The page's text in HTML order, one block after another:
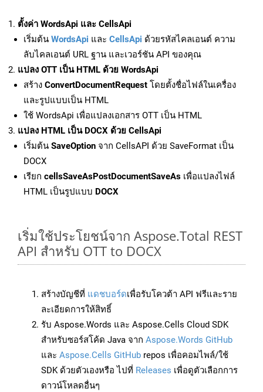
ตั้งค่า WordsApi และ CellsApi
เริ่มต้น WordsApi และ CellsApi ด้วยรหัสไคลเอนต์ ความ
ลับไคลเอนต์ URL ฐาน และเวอร์ชัน API ของคุณ
แปลง OTT เป็น HTML ด้วย WordsApi
สร้าง ConvertDocumentRequest โดยตั้งชื่อไฟล์ในเครื่อง
และรูปแบบเป็น HTML
ใช้ WordsApi เพื่อแปลงเอกสาร OTT เป็น HTML
แปลง HTML เป็น DOCX ด้วย CellsApi
เริ่มต้น SaveOption จาก CellsAPI ด้วย SaveFormat เป็น
DOCX
เรียก cellsSaveAsPostDocumentSaveAs เพื่อแปลงไฟล์
HTML เป็นรูปแบบ DOCX
เริ่มใช้ประโยชน์จาก Aspose.Total REST
API สำหรับ OTT to DOCX
สร้างบัญชีที่ แดชบอร์ดเพื่อรับโควต้า API ฟรีและราย
ละเอียดการให้สิทธิ์
รับ Aspose.Words และ Aspose.Cells Cloud SDK
สำหรับซอร์สโค้ด Java จาก Aspose.Words GitHub
และ Aspose.Cells GitHub repos เพื่อคอมไพล์/ใช้
SDK ด้วยตัวเองหรือ ไปที่ Releases เพื่อดูตัวเลือกการ
ดาวน์โหลดอื่นๆ